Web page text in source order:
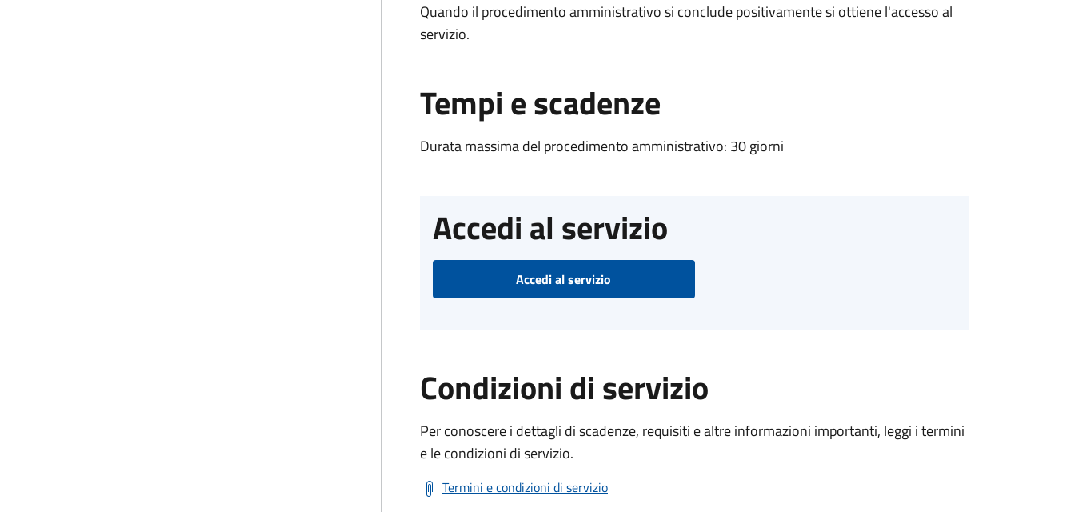
Quando il procedimento amministrativo si conclude positivamente si ottiene l'accesso al
servizio.
Tempi e scadenze
Durata massima del procedimento amministrativo: 30 giorni
Accedi al servizio
Accedi al servizio
Condizioni di servizio
Per conoscere i dettagli di scadenze, requisiti e altre informazioni importanti, leggi i termini
e le condizioni di servizio.
Termini e condizioni di servizio